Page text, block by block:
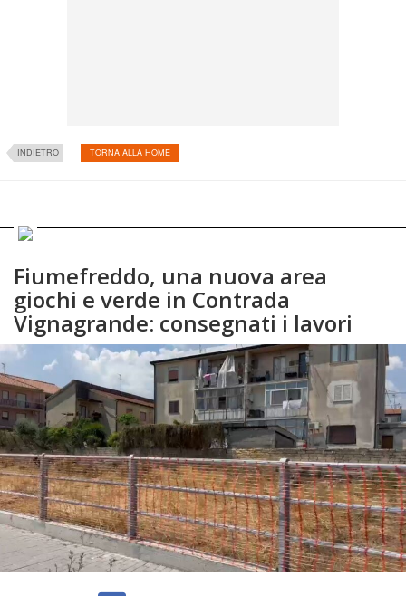
INDIETRO TORNA ALLA HOME
Fiumefreddo, una nuova area
giochi e verde in Contrada
Vignagrande: consegnati i lavori